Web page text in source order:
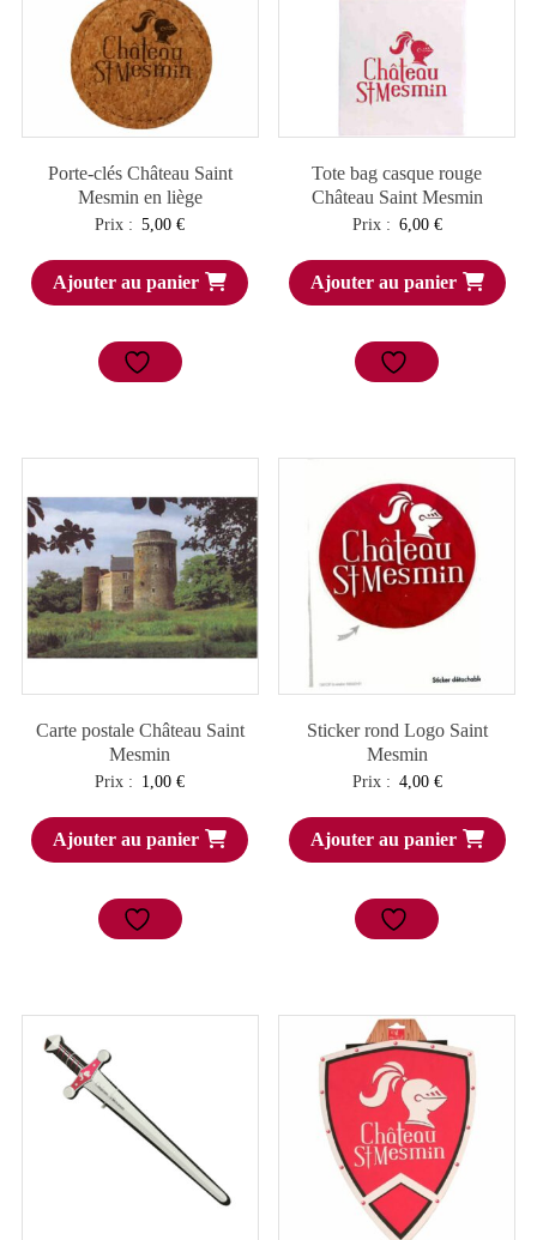
Porte-clés Château Saint
Mesmin en liège
Prix : 5,00€
Ajouter au panier
Tote bag casque rouge
Château Saint Mesmin
Prix : 6,00 €
Ajouter au panier
Carte postale Château Saint
Mesmin
Prix : 1,00€
Ajouter au panier
Sticker rond Logo Saint
Mesmin
Prix : 4,00 €
Ajouter au panier